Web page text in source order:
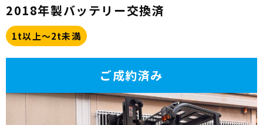
2018年製バッテリー交換済
1t以上～2t未満
ご成約済み